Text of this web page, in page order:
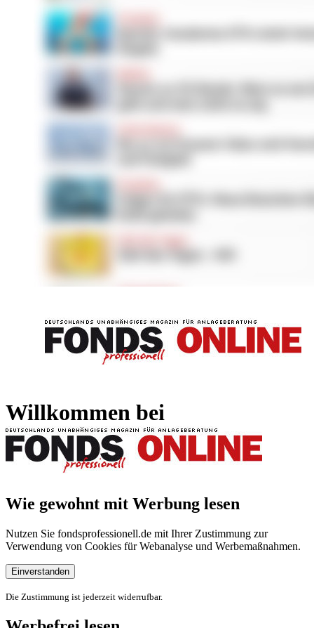
Willkommen bei
Wie gewohnt mit Werbung lesen
Nutzen Sie fondsprofessionell.de mit Ihrer Zustimmung zur
Verwendung von Cookies für Webanalyse und Werbemaßnahmen.
Einverstanden
Die Zustimmung ist jederzeit widerrufbar.